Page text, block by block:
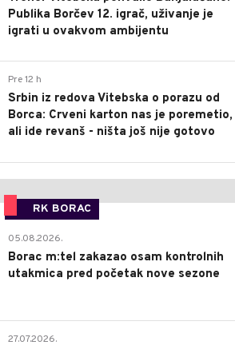
Publika Borčev 12. igrač, uživanje je
igrati u ovakvom ambijentu
Pre 12 h
Srbin iz redova Vitebska o porazu od
Borca: Crveni karton nas je poremetio,
ali ide revanš - ništa još nije gotovo
RK BORAC
05.08.2026.
Borac m:tel zakazao osam kontrolnih
utakmica pred početak nove sezone
27.07.2026.